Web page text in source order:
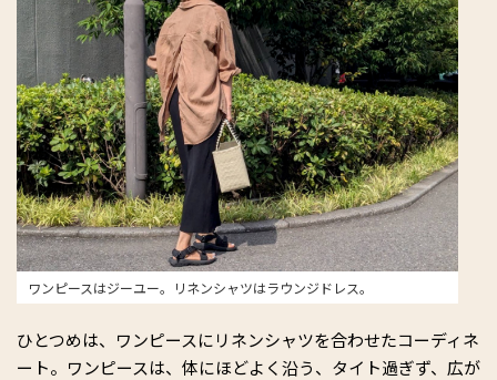
ワンピースはジーユー。リネンシャツはラウンジドレス。
ひとつめは、ワンピースにリネンシャツを合わせたコーディネ
ート。ワンピースは、体にほどよく沿う、タイト過ぎず、広が